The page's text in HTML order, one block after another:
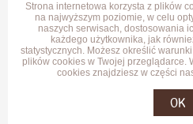
Strona internetowa korzysta z plików
na najwyższym poziomie, w celu
naszych serwisach, dostosowania
każdego użytkownika, jak
statystycznych. Możesz określić
plików cookies w Twojej przeglądarce.
cookies znajdziesz w części
OK